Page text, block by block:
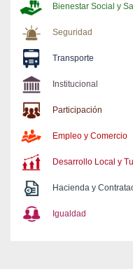
Bienestar Social y
Seguridad
Transporte
Institucional
Participación
Empleo y Comercio
Desarrollo Local y
Hacienda y
Igualdad